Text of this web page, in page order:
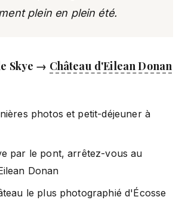
plein en plein été.
Skye → Château d'Eilean Donan
photos et petit-déjeuner à
par le pont, arrêtez-vous au
Donan
le plus photographié d'Écosse